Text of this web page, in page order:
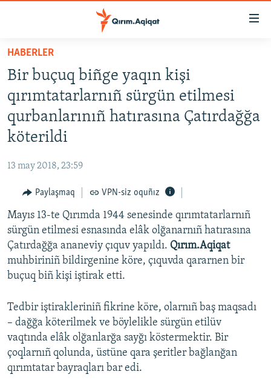
Esas
qaytmaq
Baş
navigatsiyağa
qaytmaq
Qıdıruvğa
HABERLER
İQTİSADİYAT
CEMİYET
İNSAN AQLARI
VİDEO
SÜRET
BLOGLAR
FİKİR
Українською
QOŞULIÑIZ!
HABERLER
Bir buçuq biñge yaqın kişi
qırımtatarlarnıñ sürgün etilmesi
qurbanlarınıñ hatırasına Çatırdağğa
köterildi
13 may 2018, 23:59
Paylaşmaq VPN-siz oquñız
Mayıs 13-te Qırımda 1944 senesinde qırımtatarlarnıñ
sürgün etilmesi esnasında elâk olğanarnıñ hatırasına
Çatırdağğa ananeviy çıquv yapıldı. Qırım.Aqiqat
muhbiriniñ bildirgenine köre, çıquvda qararnen bir
buçuq biñ kişi iştirak etti.
Tedbir iştirakleriniñ fikrine köre, olarnıñ baş maqsadı
– dağğa köterilmek ve böylelikle sürgün etilüv
vaqtında elâk olğanlarğa sayğı köstermektir. Bir
çoqlarnıñ qolunda, üstüne qara şeritler bağlanğan
qırımtatar bayraqları bar edi.